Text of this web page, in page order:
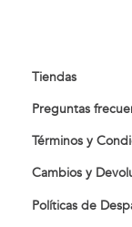
Tiendas
Preguntas
Términos y
Cambios y
Políticas de